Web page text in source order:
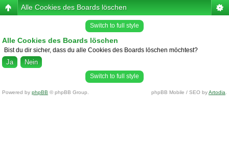
Alle Cookies des Boards löschen
Switch to full style
Alle Cookies des Boards löschen
Bist du dir sicher, dass du alle Cookies des Boards löschen möchtest?
Switch to full style
Powered by phpBB © phpBB Group. phpBB Mobile / SEO byArtodia